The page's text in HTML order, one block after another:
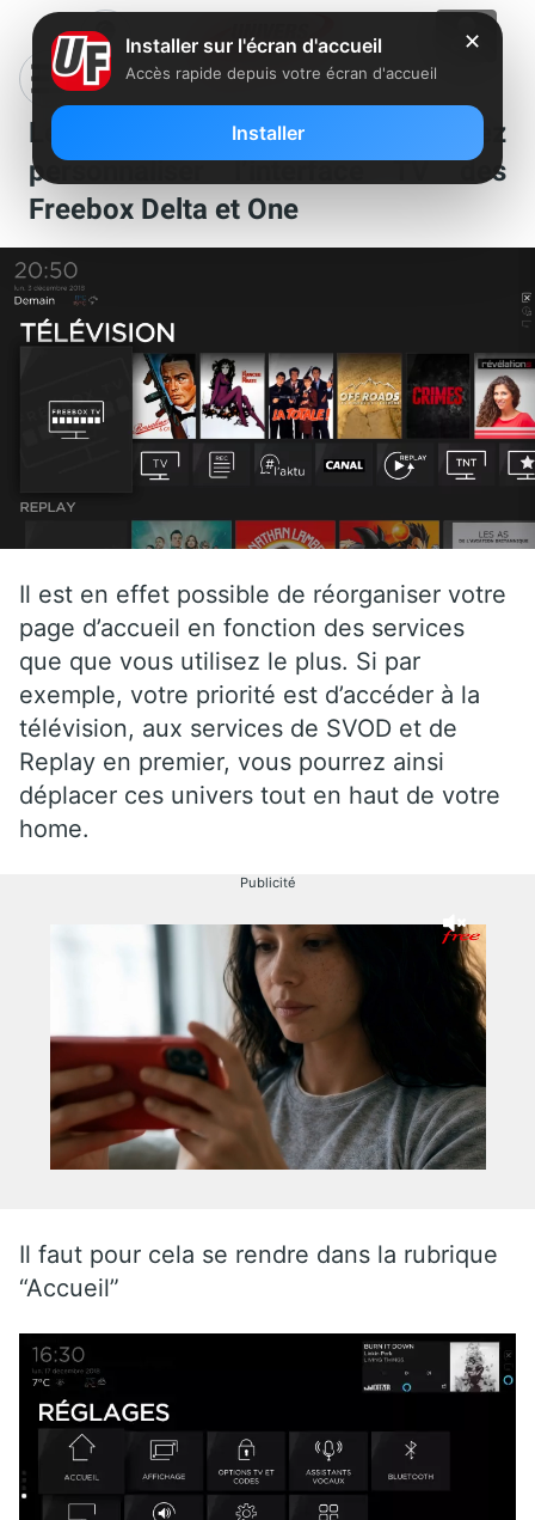
Le saviez-vous ? Vous pouvez
personnaliser l’interface TV des
Freebox Delta et One
Il est en effet possible de réorganiser votre
page d’accueil en fonction des services
que que vous utilisez le plus. Si par
exemple, votre priorité est d’accéder à la
télévision, aux services de SVOD et de
Replay en premier, vous pourrez ainsi
déplacer ces univers tout en haut de votre
home.
Publicité
Il faut pour cela se rendre dans la rubrique
“Accueil”
✕
Installer sur l'écran d'accueil
Accès rapide depuis votre écran d'accueil
Installer